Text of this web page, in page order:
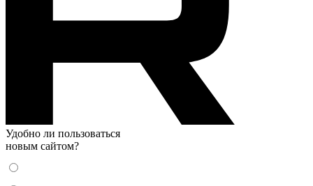
Удобно ли пользоваться
новым сайтом?